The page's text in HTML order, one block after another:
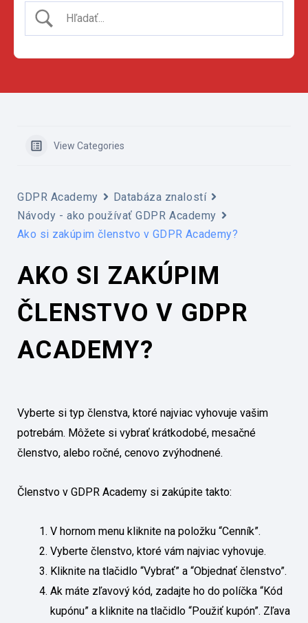
View Categories
GDPR Academy
Databáza znalostí
Návody - ako používať GDPR Academy
Ako si zakúpim členstvo v GDPR Academy?
AKO SI ZAKÚPIM
ČLENSTVO V GDPR
ACADEMY?
Vyberte si typ členstva, ktoré najviac vyhovuje vašim
potrebám. Môžete si vybrať krátkodobé, mesačné
členstvo, alebo ročné, cenovo zvýhodnené.
Členstvo v GDPR Academy si zakúpite takto:
V hornom menu kliknite na položku “Cenník”.
Vyberte členstvo, ktoré vám najviac vyhovuje.
Kliknite na tlačidlo “Vybrať” a “Objednať členstvo”.
Ak máte zľavový kód, zadajte ho do políčka “Kód
kupónu” a kliknite na tlačidlo “Použiť kupón”. Zľava